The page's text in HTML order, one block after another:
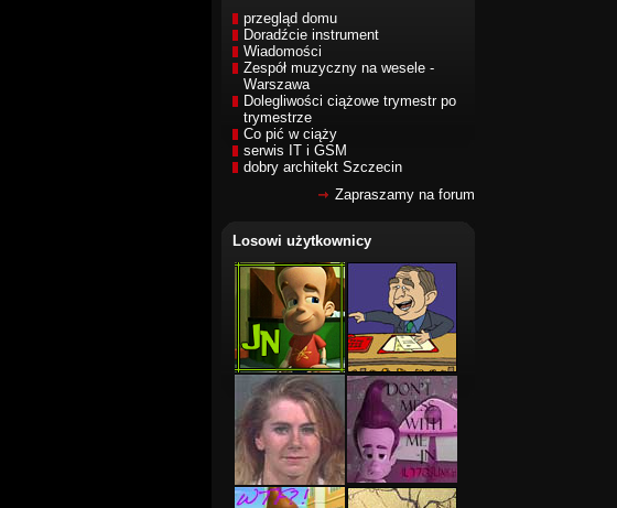
przegląd domu
Doradźcie instrument
Wiadomości
Zespół muzyczny na wesele -
Warszawa
Dolegliwości ciążowe trymestr po
trymestrze
Co pić w ciąży
serwis IT i GSM
dobry architekt Szczecin
Zapraszamy na forum
Losowi użytkownicy